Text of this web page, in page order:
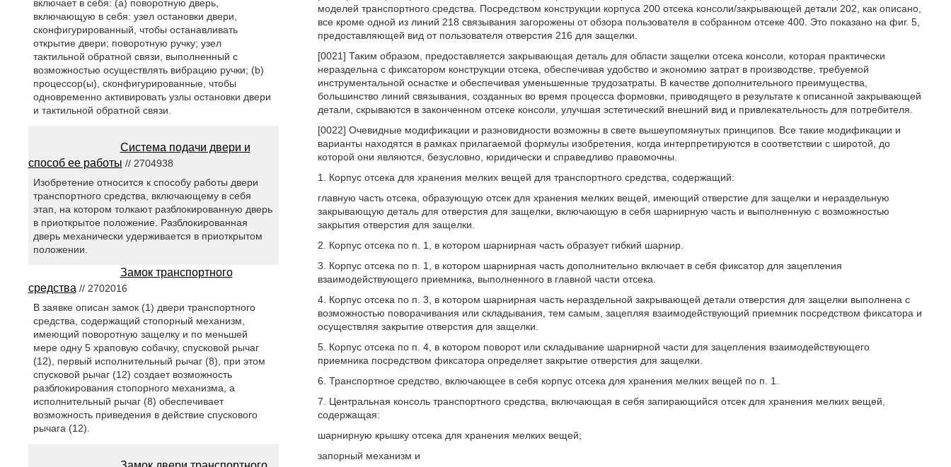
моделей транспортного средства. Посредством конструкции корпуса 200 отсека консоли/закрывающей детали 202, как описано,
все кроме одной из линий 218 связывания загорожены от обзора пользователя в собранном отсеке 400. Это показано на фиг. 5,
предоставляющей вид от пользователя отверстия 216 для защелки.
[0021] Таким образом, предоставляется закрывающая деталь для области защелки отсека консоли, которая практически
нераздельна с фиксатором конструкции отсека, обеспечивая удобство и экономию затрат в производстве, требуемой
инструментальной оснастке и обеспечивая уменьшенные трудозатраты. В качестве дополнительного преимущества,
большинство линий связывания, созданных во время процесса формовки, приводящего в результате к описанной закрывающей
детали, скрываются в законченном отсеке консоли, улучшая эстетический внешний вид и привлекательность для потребителя.
[0022] Очевидные модификации и разновидности возможны в свете вышеупомянутых принципов. Все такие модификации и
варианты находятся в рамках прилагаемой формулы изобретения, когда интерпретируются в соответствии с широтой, до
которой они являются, безусловно, юридически и справедливо правомочны.
1. Корпус отсека для хранения мелких вещей для транспортного средства, содержащий:
главную часть отсека, образующую отсек для хранения мелких вещей, имеющий отверстие для защелки и нераздельную
закрывающую деталь для отверстия для защелки, включающую в себя шарнирную часть и выполненную с возможностью
закрытия отверстия для защелки.
2. Корпус отсека по п. 1, в котором шарнирная часть образует гибкий шарнир.
3. Корпус отсека по п. 1, в котором шарнирная часть дополнительно включает в себя фиксатор для зацепления
взаимодействующего приемника, выполненного в главной части отсека.
4. Корпус отсека по п. 3, в котором шарнирная часть нераздельной закрывающей детали отверстия для защелки выполнена с
возможностью поворачивания или складывания, тем самым, зацепляя взаимодействующий приемник посредством фиксатора и
осуществляя закрытие отверстия для защелки.
5. Корпус отсека по п. 4, в котором поворот или складывание шарнирной части для зацепления взаимодействующего
приемника посредством фиксатора определяет закрытие отверстия для защелки.
6. Транспортное средство, включающее в себя корпус отсека для хранения мелких вещей по п. 1.
7. Центральная консоль транспортного средства, включающая в себя запирающийся отсек для хранения мелких вещей,
содержащая:
шарнирную крышку отсека для хранения мелких вещей;
запорный механизм и
включает в себя: (a) поворотную дверь,
включающую в себя: узел остановки двери,
сконфигурированный, чтобы останавливать
открытие двери; поворотную ручку; узел
тактильной обратной связи, выполненный с
возможностью осуществлять вибрацию ручки; (b)
процессор(ы), сконфигурированные, чтобы
одновременно активировать узлы остановки двери
и тактильной обратной связи.
Система подачи двери и
способ ее работы // 2704938
Изобретение относится к способу работы двери
транспортного средства, включающему в себя
этап, на котором толкают разблокированную дверь
в приоткрытое положение. Разблокированная
дверь механически удерживается в приоткрытом
положении.
Замок транспортного
средства // 2702016
В заявке описан замок (1) двери транспортного
средства, содержащий стопорный механизм,
имеющий поворотную защелку и по меньшей
мере одну 5 храповую собачку, спусковой рычаг
(12), первый исполнительный рычаг (8), при этом
спусковой рычаг (12) создает возможность
разблокирования стопорного механизма, а
исполнительный рычаг (8) обеспечивает
возможность приведения в действие спускового
рычага (12).